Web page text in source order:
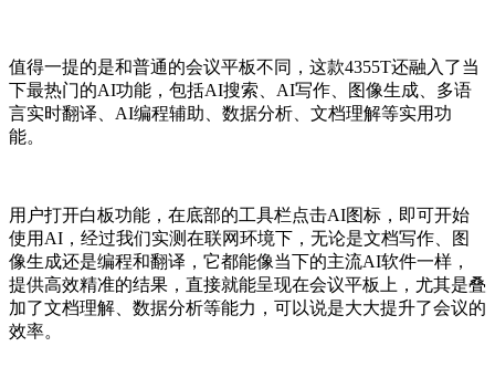
值得一提的是和普通的会议平板不同，这款4355T还融入了当
下最热门的AI功能，包括AI搜索、AI写作、图像生成、多语
言实时翻译、AI编程辅助、数据分析、文档理解等实用功
能。
用户打开白板功能，在底部的工具栏点击AI图标，即可开始
使用AI，经过我们实测在联网环境下，无论是文档写作、图
像生成还是编程和翻译，它都能像当下的主流AI软件一样，
提供高效精准的结果，直接就能呈现在会议平板上，尤其是叠
加了文档理解、数据分析等能力，可以说是大大提升了会议的
效率。